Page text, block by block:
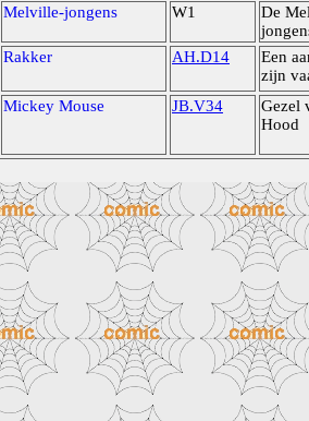
Melville-jongens W1
De
Rakker AH.D14
Een
zijn
Mickey Mouse JB.V34
Gezel
Hood